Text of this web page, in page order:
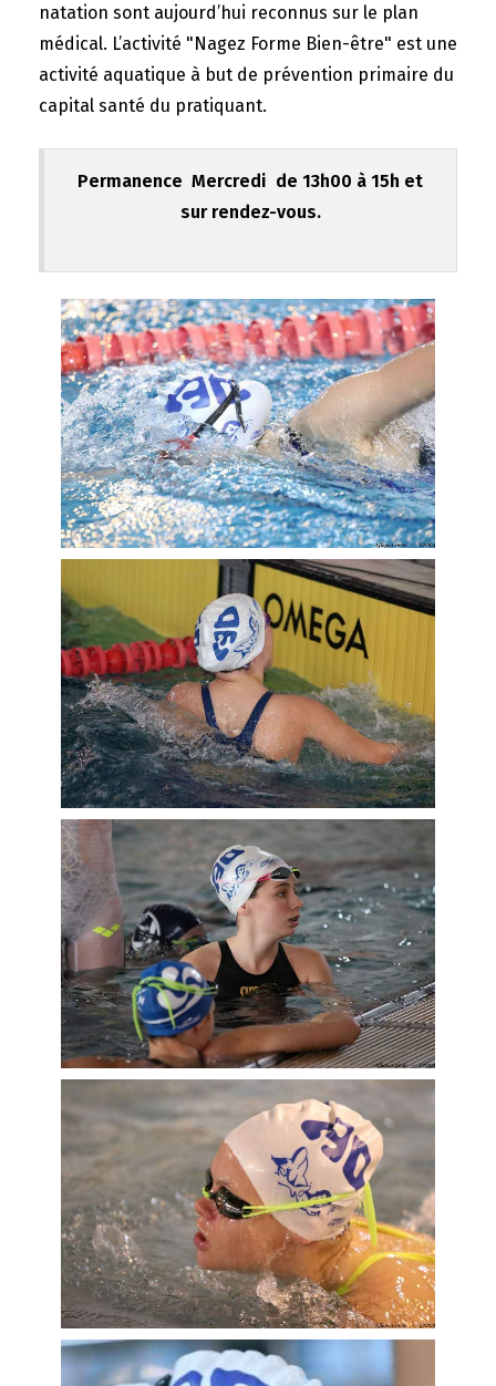
natation sont aujourd’hui reconnus sur le plan
médical. L’activité "Nagez Forme Bien-être" est une
activité aquatique à but de prévention primaire du
capital santé du pratiquant.
Permanence Mercredi de 13h00 à 15h et
sur rendez-vous.